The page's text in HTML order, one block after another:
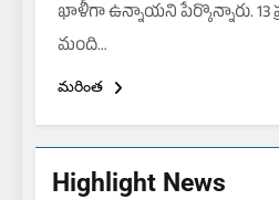
Highlight News
ఖాళీగా ఉన్నాయని పేర్కొన్నారు. 13
మంది…
మరింత